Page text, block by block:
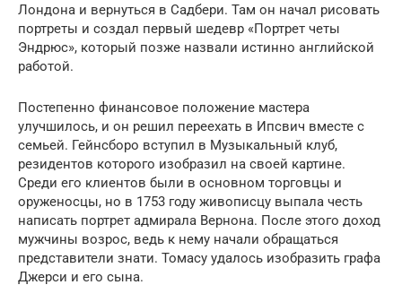
Лондона и вернуться в Садбери. Там он начал рисовать
портреты и создал первый шедевр «Портрет четы
Эндрюс», который позже назвали истинно английской
работой.
Постепенно финансовое положение мастера
улучшилось, и он решил переехать в Ипсвич вместе с
семьей. Гейнсборо вступил в Музыкальный клуб,
резидентов которого изобразил на своей картине.
Среди его клиентов были в основном торговцы и
оруженосцы, но в 1753 году живописцу выпала честь
написать портрет адмирала Вернона. После этого доход
мужчины возрос, ведь к нему начали обращаться
представители знати. Томасу удалось изобразить графа
Джерси и его сына.